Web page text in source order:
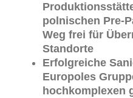
polnischen Pre-
Weg frei für
Standorte
Erfolgreiche
Europoles
hochkomplexen